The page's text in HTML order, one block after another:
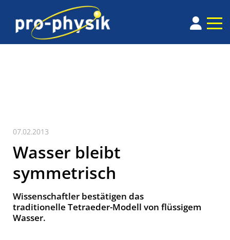
07.02.2013
Wasser bleibt
symmetrisch
Wissenschaftler bestätigen das
traditionelle Tetraeder-Modell von flüssigem
Wasser.